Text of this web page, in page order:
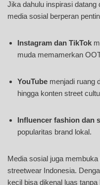
Jika dahulu inspirasi datang
media sosial berperan
Instagram dan TikTok
muda memamerkan
YouTube menjadi ruang
hingga konten street
Influencer fashion dan
popularitas brand lokal.
Media sosial juga
streetwear Indonesia.
kecil bisa dikenal luas